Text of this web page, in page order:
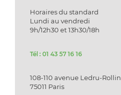
Horaires du standard
Lundi au vendredi
9h/12h30 et 13h30/18h
Tél : 01 43 57 16 16
108-110 avenue Ledru-Rollin
75011 Paris